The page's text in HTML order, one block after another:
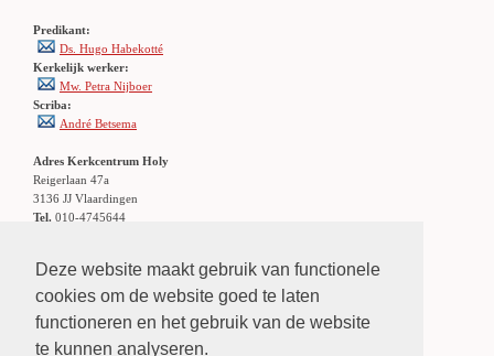
Deze website maakt gebruik van functionele
cookies om de website goed te laten
functioneren en het gebruik van de website
te kunnen analyseren.
Predikant:
Ds. Hugo Habekotté
Kerkelijk werker:
Mw. Petra Nijboer
Scriba:
André Betsema
Adres Kerkcentrum Holy
Reigerlaan 47a
3136 JJ Vlaardingen
Tel. 010-4745644
halte Holierhoek
LINKS
»links